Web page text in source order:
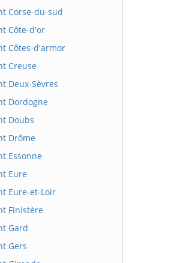
Corse-du-sud
Côte-d'or
Côtes-d'armor
Creuse
Deux-Sèvres
Dordogne
Doubs
Drôme
Essonne
Eure
Eure-et-Loir
Finistère
Gard
Gers